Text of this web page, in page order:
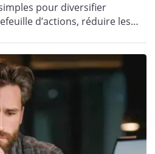
pour diversifier
d’actions, réduire les…